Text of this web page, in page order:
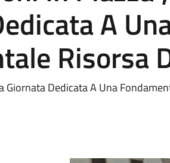
A
Risorsa
Giornata Dedicata A Una